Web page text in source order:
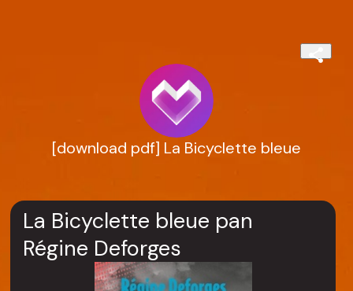
[download pdf] La Bicyclette bleue
La Bicyclette bleue pan
Régine Deforges